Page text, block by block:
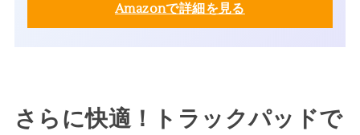
Amazonで詳細を見る
さらに快適！トラックパッドで